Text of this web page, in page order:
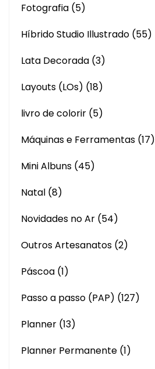
Fotografia (5)
Híbrido Studio Illustrado (55)
Lata Decorada (3)
Layouts (LOs) (18)
livro de colorir (5)
Máquinas e Ferramentas (17)
Mini Albuns (45)
Natal (8)
Novidades no Ar (54)
Outros Artesanatos (2)
Páscoa (1)
Passo a passo (PAP) (127)
Planner (13)
Planner Permanente (1)